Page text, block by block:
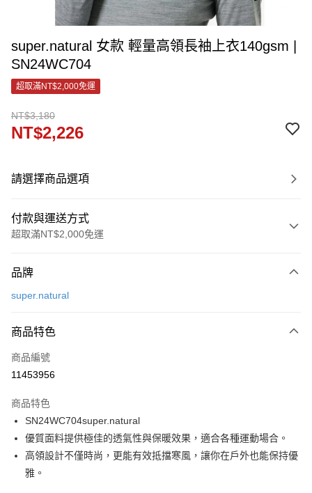
super.natural 女款 輕量高領長袖上衣140gsm |
SN24WC704
超取滿NT$2,000免運
NT$3,180
NT$2,226
請選擇商品選項
付款與運送方式
超取滿NT$2,000免運
信用卡一次付款
Apple Pay
街口支付
ATM付款
運送方式
一般全家取貨
品牌
super.natural
商品特色
商品編號
11453956
商品特色
SN24WC704super.natural
優質面料提供極佳的透氣性與保暖效果，適合各種運動場合。
高領設計不僅時尚，更能有效抵擋寒風，讓你在戶外也能保持優
雅。